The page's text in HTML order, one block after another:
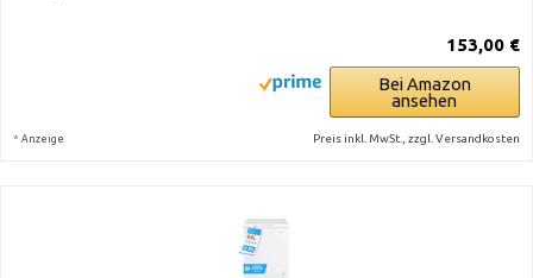
153,00 €
Bei Amazon
ansehen
* Anzeige Preis inkl. MwSt., zzgl. Versandkosten